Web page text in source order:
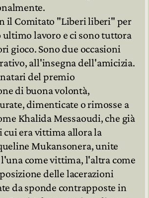
il Comitato "Liberi liberi" per
lavoro e ci sono tuttora
gioco. Sono due occasioni
all'insegna dell'amicizia.
del premio
di buona volontà,
dimenticate o rimosse a
Khalida Messaoudi, che già
cui era vittima allora la
Mukansonera, unite
come vittima, l'altra come
delle lacerazioni
da sponde contrapposte in